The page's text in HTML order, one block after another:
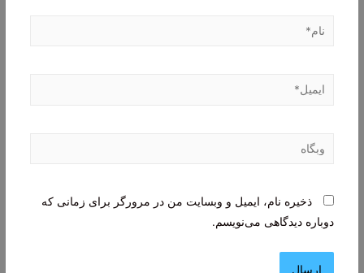
نام*
ایمیل*
وبگاه
ذخیره نام، ایمیل و وبسایت من در مرورگر برای زمانی که
دوباره دیدگاهی می‌نویسم.